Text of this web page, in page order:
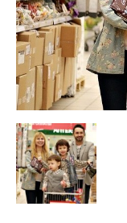
école
démocratique